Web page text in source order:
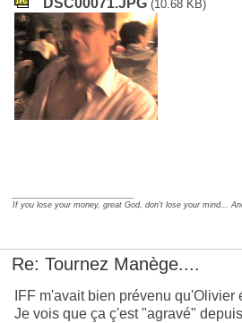
DSC00071.JPG (10.68 KB)
If you lose your money, great God, don't lose your mind...
Re: Tournez Manège....
IFF m'avait bien prévenu
Je vois que ça ç'est "agravé"